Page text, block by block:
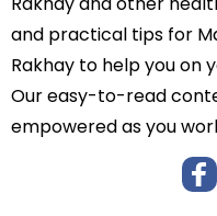
and practical tips for
Rakhay to help you on
Our easy-to-read
empowered as you